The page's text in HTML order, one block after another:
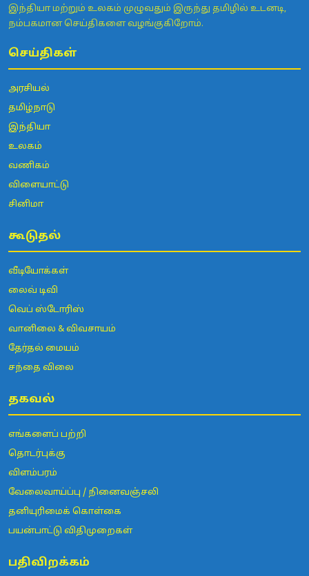
இந்தியா மற்றும் உலகம் முழுவதும் இருந்து தமிழில் உடனடி,
நம்பகமான செய்திகளை வழங்குகிறோம்.
செய்திகள்
அரசியல்
தமிழ்நாடு
இந்தியா
உலகம்
வணிகம்
விளையாட்டு
சினிமா
கூடுதல்
வீடியோக்கள்
லைவ் டிவி
வெப் ஸ்டோரிஸ்
வானிலை & விவசாயம்
தேர்தல் மையம்
சந்தை விலை
தகவல்
எங்களைப் பற்றி
தொடர்புக்கு
விளம்பரம்
வேலைவாய்ப்பு / நினைவஞ்சலி
தனியுரிமைக் கொள்கை
பயன்பாட்டு விதிமுறைகள்
பதிவிறக்கம்